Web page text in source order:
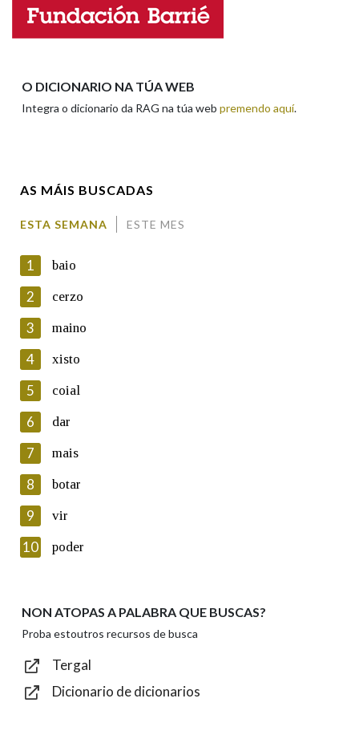
LIMPAR
Nome
En cumprimento da normativa vixente en materia de
Protección de Datos de Carácter Persoal, a Real Academia
Galega informa a aqueles usuarios que faciliten o seu correo
electrónico, así como calquera outra información de carácter
persoal, que estes datos serán obxecto de tratamento
automatizado de carácter confidencial e incorporados aos seus
ficheiros informáticos. Así mesmo, os usuarios poderán exercer o
seu dereito de acceso, rectificación, oposición e cancelación dos
seus datos poñéndose en contacto connosco.
Lin e acepto as condicións da política de
Introduce o código que aparece na imaxe:
Texto de verificación
O DICIONARIO NA TÚA WEB
Integra o dicionario da RAG na túa web premendo aquí.
AS MÁIS BUSCADAS
ESTA SEMANA ESTE MES
1 baio
2 cerzo
3 maino
4 xisto
5 coial
6 dar
7 mais
8 botar
9 vir
10 poder
NON ATOPAS A PALABRA QUE BUSCAS?
Proba estoutros recursos de busca
Tergal
Dicionario de dicionarios